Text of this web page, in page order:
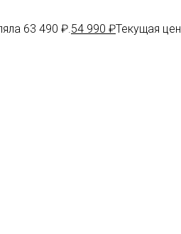
63 490 ₽. 54 990 ₽Текущая